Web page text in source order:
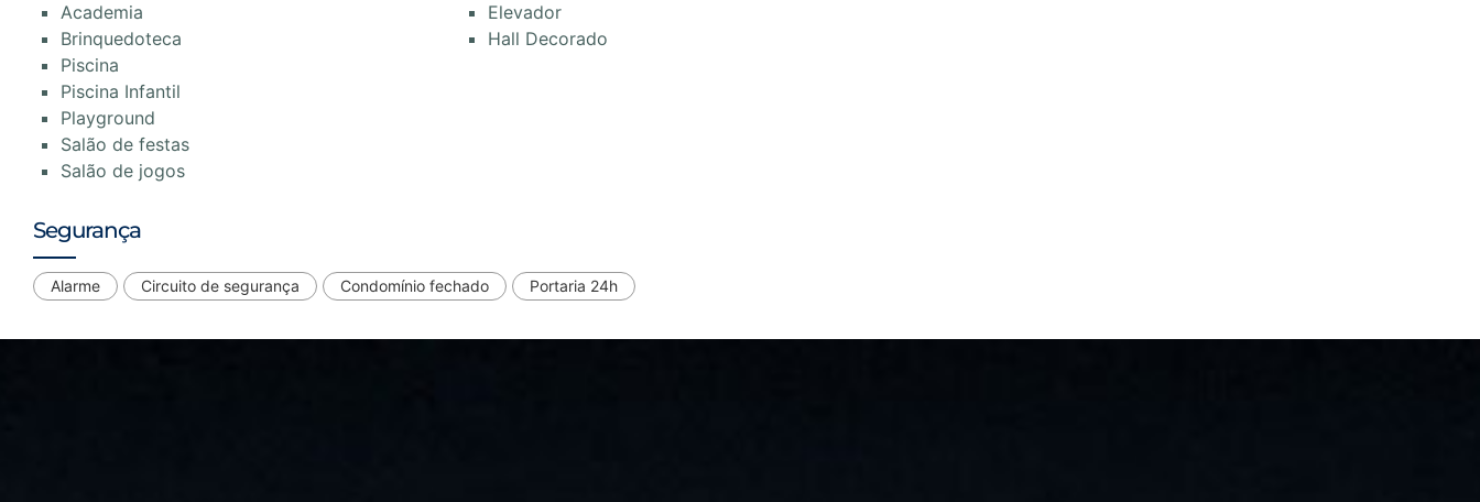
Academia
Brinquedoteca
Piscina
Piscina Infantil
Playground
Salão de festas
Salão de jogos
Elevador
Hall Decorado
Segurança
Alarme Circuito de segurança Condomínio fechado Portaria 24h